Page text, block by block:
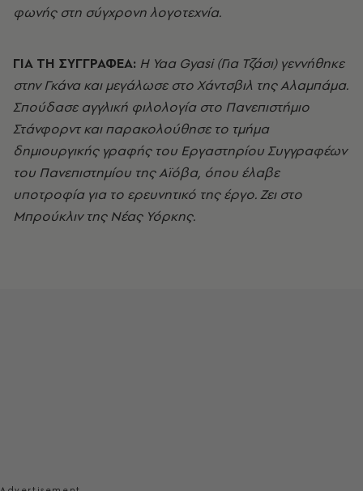
φωνής στη σύγχρονη λογοτεχνία.
ΓΙΑ ΤΗ ΣΥΓΓΡΑΦΕΑ: Η Yaa Gyasi (Για Τζάσι) γεννήθηκε
στην Γκάνα και μεγάλωσε στο Χάντσβιλ της Αλαμπάμα.
Σπούδασε αγγλική φιλολογία στο Πανεπιστήμιο
Στάνφορντ και παρακολούθησε το τμήμα
δημιουργικής γραφής του Εργαστηρίου Συγγραφέων
του Πανεπιστημίου της Αϊόβα, όπου έλαβε
υποτροφία για το ερευνητικό της έργο. Ζει στο
Μπρούκλιν της Νέας Υόρκης.